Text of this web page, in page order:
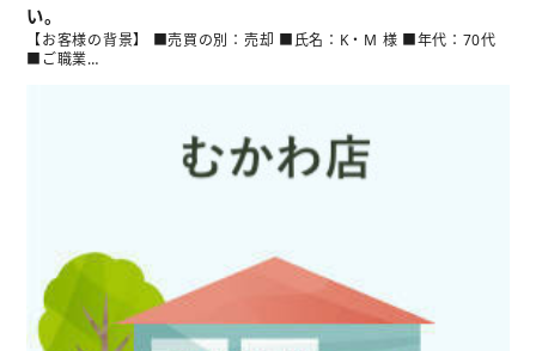
い。
【お客様の背景】 ■売買の別：売却 ■氏名：K・M 様 ■年代：70代
■ご職業…